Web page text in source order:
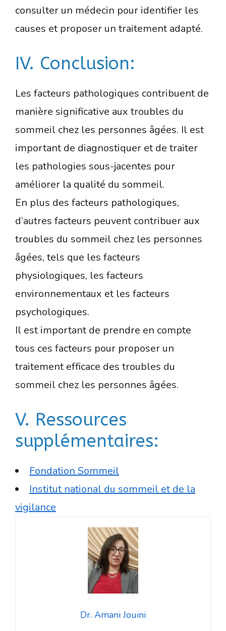
consulter un médecin pour identifier les
causes et proposer un traitement adapté.
IV. Conclusion:
Les facteurs pathologiques contribuent de
manière significative aux troubles du
sommeil chez les personnes âgées. Il est
important de diagnostiquer et de traiter
les pathologies sous-jacentes pour
améliorer la qualité du sommeil.
En plus des facteurs pathologiques,
d’autres facteurs peuvent contribuer aux
troubles du sommeil chez les personnes
âgées, tels que les facteurs
physiologiques, les facteurs
environnementaux et les facteurs
psychologiques.
Il est important de prendre en compte
tous ces facteurs pour proposer un
traitement efficace des troubles du
sommeil chez les personnes âgées.
V. Ressources
supplémentaires:
Fondation Sommeil
Institut national du sommeil et de la
vigilance
Dr. Amani Jouini